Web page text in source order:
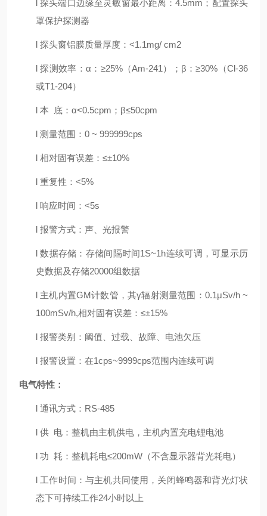
l探头端口边缘至灵敏窗最小距离：4.5mm ；配置探头
罩保护探测器
l 探头窗铝膜质量厚度： <1.1mg/ cm2
l探测效率： α ： ≥25%（Am-241 ）； β ：≥30% （Cl-36
或T1-204）
l 本 底： α<0.5cpm ； β≤50cpm
l 测量范围： 0 ~ 999999cps
l 相对固有误差： ≤±10%
l 重复性： <5%
l 响应时间： <5s
l 报警方式：声、光报警
l数据存储：存储间隔时间1S~1h连续可调，可显示历
史数据及存储20000组数据
l 主机内置GM计数管，其γ辐射测量范围： 0.1μSv/h ~
100mSv/h,相对固有误差： ≤±15%
l 报警类别：阈值、过载、故障、电池欠压
l 报警设置： 在1cps~9999cps范围内连续可调
电气特性：
l 通讯方式 ： RS-485
l 供 电：整机由主机供电，主机内置充电锂电池
l 功 耗：整机耗电≤200mW （不含显示器背光耗电）
l 工作时间：与主机共同使用，关闭蜂鸣器和背光灯状
态下可持续工作24小时以上